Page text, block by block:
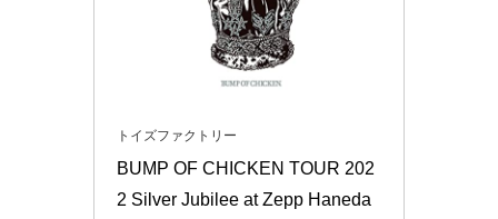
トイズファクトリー
BUMP OF CHICKEN TOUR 202
2 Silver Jubilee at Zepp Haneda